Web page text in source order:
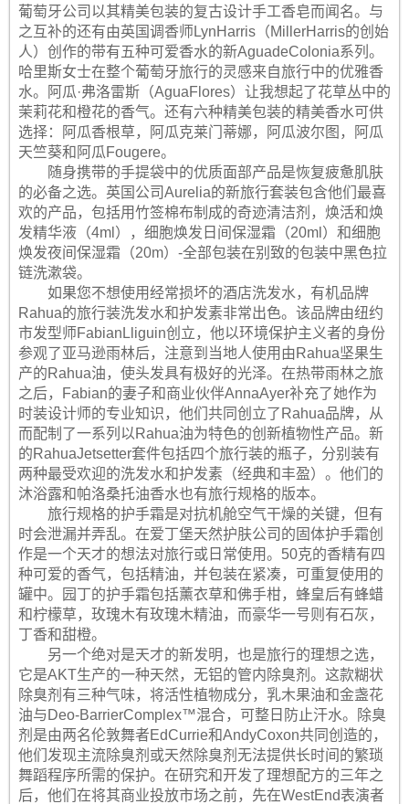
葡萄牙公司以其精美包装的复古设计手工香皂而闻名。与
之互补的还有由英国调香师LynHarris（MillerHarris的创始
人）创作的带有五种可爱香水的新AguadeColonia系列。
哈里斯女士在整个葡萄牙旅行的灵感来自旅行中的优雅香
水。阿瓜·弗洛雷斯（AguaFlores）让我想起了花草丛中的
茉莉花和橙花的香气。还有六种精美包装的精美香水可供
选择：阿瓜香根草，阿瓜克莱门蒂娜，阿瓜波尔图，阿瓜
天竺葵和阿瓜Fougere。
随身携带的手提袋中的优质面部产品是恢复疲惫肌肤
的必备之选。英国公司Aurelia的新旅行套装包含他们最喜
欢的产品，包括用竹签棉布制成的奇迹清洁剂，焕活和焕
发精华液（4ml），细胞焕发日间保湿霜（20ml）和细胞
焕发夜间保湿霜（20m）-全部包装在别致的包装中黑色拉
链洗漱袋。
如果您不想使用经常损坏的酒店洗发水，有机品牌
Rahua的旅行装洗发水和护发素非常出色。该品牌由纽约
市发型师FabianLliguin创立，他以环境保护主义者的身份
参观了亚马逊雨林后，注意到当地人使用由Rahua坚果生
产的Rahua油，使头发具有极好的光泽。在热带雨林之旅
之后，Fabian的妻子和商业伙伴AnnaAyer补充了她作为
时装设计师的专业知识，他们共同创立了Rahua品牌，从
而配制了一系列以Rahua油为特色的创新植物性产品。新
的RahuaJetsetter套件包括四个旅行装的瓶子，分别装有
两种最受欢迎​​的洗发水和护发素（经典和丰盈）。他们的
沐浴露和帕洛桑托油香水也有旅行规格的版本。
旅行规格的护手霜是对抗机舱空气干燥的关键，但有
时会泄漏并弄乱。在爱丁堡天然护肤公司的固体护手霜创
作是一个天才的想法对旅行或日常使用。50克的香精有四
种可爱的香气，包括精油，并包装在紧凑，可重复使用的
罐中。园丁的护手霜包括薰衣草和佛手柑，蜂皇后有蜂蜡
和柠檬草，玫瑰木有玫瑰木精油，而豪华一号则有石灰，
丁香和甜橙。
另一个绝对是天才的新发明，也是旅行的理想之选，
它是AKT生产的一种天然，无铝的管内除臭剂。这款糊状
除臭剂有三种气味，将活性植物成分，乳木果油和金盏花
油与Deo-BarrierComplex™混合，可整日防止汗水。除臭
剂是由两名伦敦舞者EdCurrie和AndyCoxon共同创造的，
他们发现主流除臭剂或天然除臭剂无法提供长时间的繁琐
舞蹈程序所需的保护。在研究和开发了理想配方的三年之
后，他们在将其商业投放市场之前，先在WestEnd表演者